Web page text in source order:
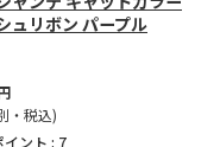
ュリボン パープル
・税込)
イント : 7